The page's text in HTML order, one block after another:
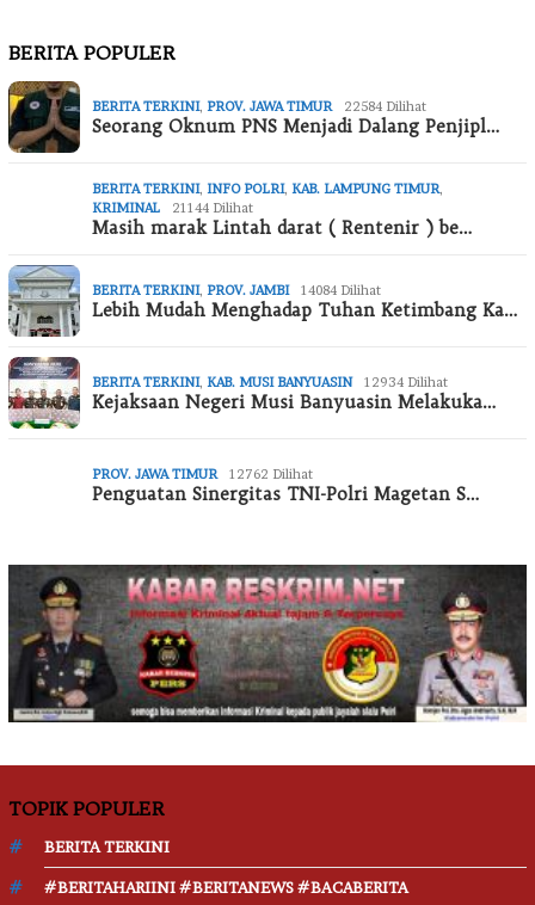
BERITA POPULER
BERITA TERKINI, PROV. JAWA TIMUR 22584 Dilihat
Seorang Oknum PNS Menjadi Dalang Penjipl…
BERITA TERKINI, INFO POLRI, KAB. LAMPUNG TIMUR,
KRIMINAL
21144 Dilihat
Masih marak Lintah darat ( Rentenir ) be…
BERITA TERKINI, PROV. JAMBI 14084 Dilihat
Lebih Mudah Menghadap Tuhan Ketimbang Ka…
BERITA TERKINI, KAB. MUSI BANYUASIN 12934 Dilihat
Kejaksaan Negeri Musi Banyuasin Melakuka…
PROV. JAWA TIMUR 12762 Dilihat
Penguatan Sinergitas TNI-Polri Magetan S…
TOPIK POPULER
BERITA TERKINI
#BERITAHARIINI #BERITANEWS #BACABERITA